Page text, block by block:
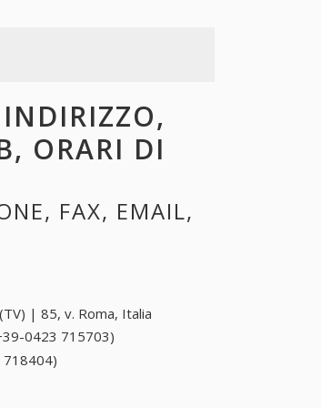
ORARI DI
FAX, EMAIL,
| 85, v. Roma, Italia
0423 715703)